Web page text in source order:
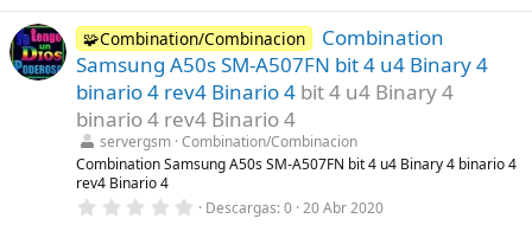
0
0
e
s
t
r
e
l
l
a
s
🧩Combination/Combinacion
Combination
Samsung A50s SM-A507FN bit 4 u4 Binary 4
binario 4 rev4 Binario 4 bit 4 u4 Binary 4
binario 4 rev4 Binario 4
servergsm Combination/Combinacion
Combination Samsung A50s SM-A507FN bit 4 u4 Binary 4 binario 4
rev4 Binario 4
0 Descargas 0 20 Abr 2020